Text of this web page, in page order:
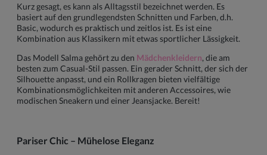
Kurz gesagt, es kann als Alltagsstil bezeichnet werden. Es
basiert auf den grundlegendsten Schnitten und Farben, d.h.
Basic, wodurch es praktisch und zeitlos ist. Es ist eine
Kombination aus Klassikern mit etwas sportlicher Lässigkeit.
Das Modell Salma gehört zu den Mädchenkleidern, die am
besten zum Casual-Stil passen. Ein gerader Schnitt, der sich der
Silhouette anpasst, und ein Rollkragen bieten vielfältige
Kombinationsmöglichkeiten mit anderen Accessoires, wie
modischen Sneakern und einer Jeansjacke. Bereit!
Pariser Chic – Mühelose Eleganz